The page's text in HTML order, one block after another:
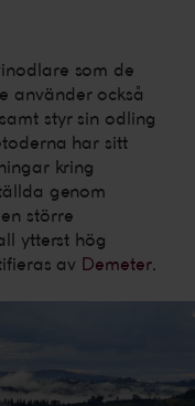
som de
använder också
styr sin odling
har sitt
kring
genom
större
ytterst hög
av Demeter.